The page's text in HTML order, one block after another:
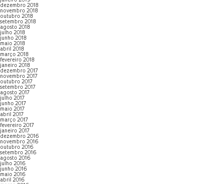
dezembro 2018
novembro 2018
outubro 2018
setembro 2018
agosto 2018
julho 2018
junho 2018
maio 2018
abril 2018
março 2018
fevereiro 2018
janeiro 2018
dezembro 2017
novembro 2017
outubro 2017
setembro 2017
agosto 2017
julho 2017
junho 2017
maio 2017
abril 2017
março 2017
fevereiro 2017
janeiro 2017
dezembro 2016
novembro 2016
outubro 2016
setembro 2016
agosto 2016
julho 2016
junho 2016
maio 2016
abril 2016